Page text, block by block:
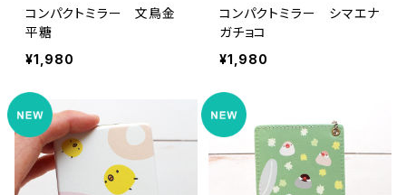
コンパクトミラー 文鳥金
平糖
¥1,980
コンパクトミラー シマエナ
ガチョコ
¥1,980